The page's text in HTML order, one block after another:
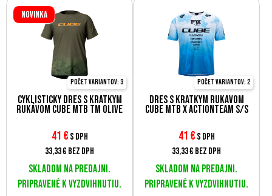
Cyklistický dres s krátkym
rukávom Cube MTB TM Olive
Novinka
Počet variantov: 3
41 € s DPH
33,33 € bez DPH
Skladom na predajni.
Pripravené k vyzdvihnutiu.
Dres s krátkym rukávom
Cube MTB X ActionTeam S/S
Počet variantov: 2
41 € s DPH
33,33 € bez DPH
Skladom na predajni.
Pripravené k vyzdvihnutiu.